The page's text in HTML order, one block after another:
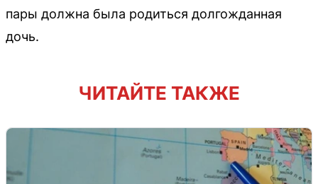
пары должна была родиться долгожданная
дочь.
ЧИТАЙТЕ ТАКЖЕ